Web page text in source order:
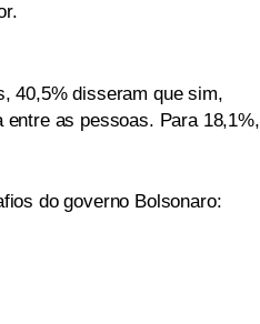
40,5% disseram que sim,
as pessoas. Para 18,1%,
do governo Bolsonaro: